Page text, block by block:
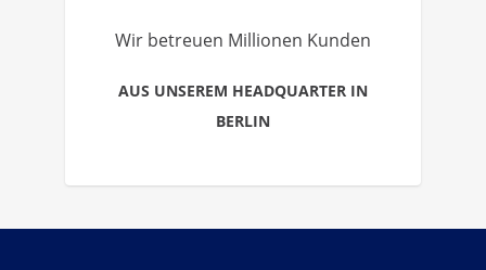
Wir betreuen Millionen Kunden
AUS UNSEREM HEADQUARTER IN
BERLIN